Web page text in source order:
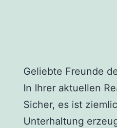
Geliebte Freunde
In Ihrer aktuellen
Sicher, es ist
Unterhaltung